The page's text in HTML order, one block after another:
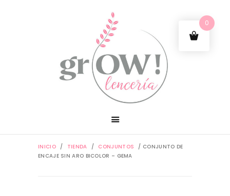
INICIO / TIENDA / CONJUNTOS
/ CONJUNTO DE
ENCAJE SIN ARO BICOLOR – GEMA
0